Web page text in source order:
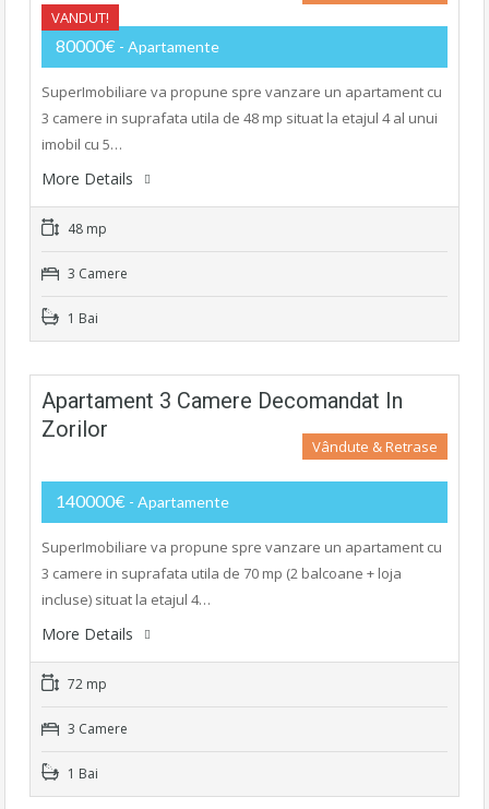
VANDUT!
80000€ - Apartamente
SuperImobiliare va propune spre vanzare un apartament cu
3 camere in suprafata utila de 48 mp situat la etajul 4 al unui
imobil cu 5…
More Details
48 mp
3 Camere
1 Bai
Apartament 3 Camere Decomandat In
Zorilor
Vândute & Retrase
140000€ - Apartamente
SuperImobiliare va propune spre vanzare un apartament cu
3 camere in suprafata utila de 70 mp (2 balcoane + loja
incluse) situat la etajul 4…
More Details
72 mp
3 Camere
1 Bai